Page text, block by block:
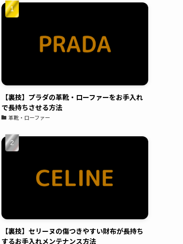
に使うんで、ガラスコーティングと撥水をつけ
てます。予約も電話してすぐに対応頂けまし
た。また今度はスマホをやってもらおうと思い
06:24 05 Aug 23
昔から金属アレルギーがあ
り、好きなアクセサリーも誤魔化しながらつけ
ていたのですが、ガラスコーティングにより金
話したらすぐにご対応頂き、30分ほどの施工で
感謝です！これからは気にせず、アクセサリー
購入したらすぐにまたお願いしちゃおうと思い
小峯一明
05:43 05 Aug 23
久々に買ったスニーカー。白
【裏技】プラダの革靴・ローファーをお手入れ
で長持ちさせる方法
革靴・ローファー
【裏技】セリーヌの傷つきやすい財布が長持ち
するお手入れメンテナンス方法